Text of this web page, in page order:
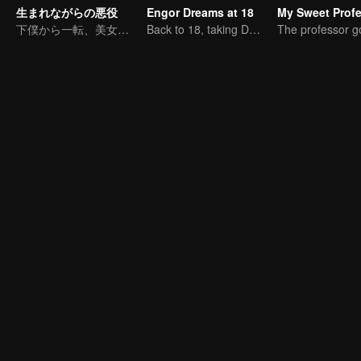
生まれながらの悪役
下僕から一転、美女たちの逆襲
Engor Dreams at 18
Back to 18, taking Dad on an epic journey!
My Sweet